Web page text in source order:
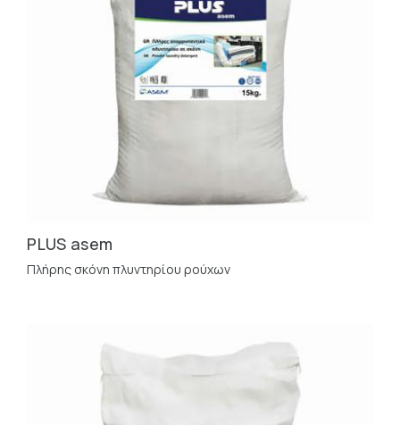
PLUS asem
Πλήρης σκόνη πλυντηρίου ρούχων